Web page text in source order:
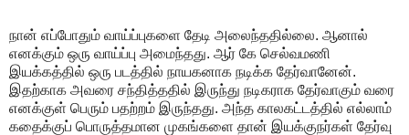
நான் எப்போதும் வாய்ப்புகளை தேடி அலைந்ததில்லை. ஆனால்
எனக்கும் ஒரு வாய்ப்பு அமைந்தது. ஆர் கே செல்வமணி
இயக்கத்தில் ஒரு படத்தில் நாயகனாக நடிக்க தேர்வானேன்.
இதற்காக அவரை சந்தித்ததில் இருந்து நடிகராக தேர்வாகும் வரை
எனக்குள் பெரும் பதற்றம் இருந்தது. அந்த காலகட்டத்தில் எல்லாம்
கதைக்குப் பொருத்தமான முகங்களை தான் இயக்குநர்கள் தேர்வு